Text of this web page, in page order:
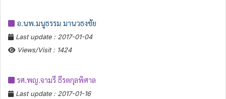
อ.นพ.มนูธรรม มานวธงชัย
Last update : 2017-01-04
Views/Visit : 1424
รศ.พญ.จามรี ธีรตกุลพิศาล
Last update : 2017-01-16